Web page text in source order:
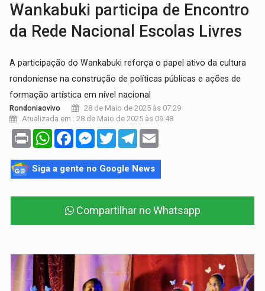
Wankabuki participa de Encontro
da Rede Nacional Escolas Livres
A participação do Wankabuki reforça o papel ativo da cultura
rondoniense na construção de políticas públicas e ações de
formação artística em nível nacional
Rondoniaovivo
28 de Maio de 2025 às 07:29
Atualizada em : 28 de Maio de 2025 às 09:48
Print WhatsAppFacebookMessenger
TwitterTelegram
Siga a gente no Google News
Compartilhar no Whatsapp